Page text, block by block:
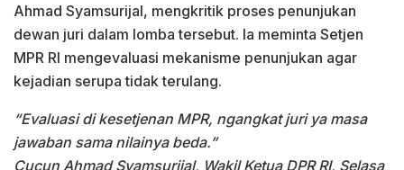
Ahmad Syamsurijal, mengkritik proses penunjukan
dewan juri dalam lomba tersebut. Ia meminta Setjen
MPR RI mengevaluasi mekanisme penunjukan agar
kejadian serupa tidak terulang.
“Evaluasi di kesetjenan MPR, ngangkat juri ya masa
jawaban sama nilainya beda.”
Cucun Ahmad Syamsurijal, Wakil Ketua DPR RI, Selasa